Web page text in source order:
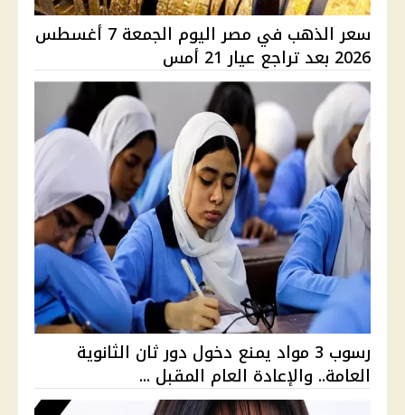
سعر الذهب في مصر اليوم الجمعة 7 أغسطس
2026 بعد تراجع عيار 21 أمس
رسوب 3 مواد يمنع دخول دور ثان الثانوية
العامة.. والإعادة العام المقبل ...